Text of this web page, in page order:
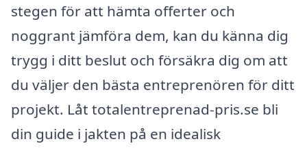
stegen för att hämta offerter och
noggrant jämföra dem, kan du känna dig
trygg i ditt beslut och försäkra dig om att
du väljer den bästa entreprenören för ditt
projekt. Låt totalentreprenad-pris.se bli
din guide i jakten på en idealisk